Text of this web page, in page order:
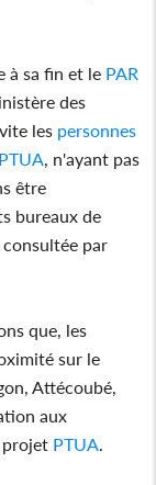
à sa fin et le PAR
des
les personnes
PTUA , n'ayant pas
être
bureaux de
consultée par
que, les
sur le
Attécoubé,
aux
projet PTUA